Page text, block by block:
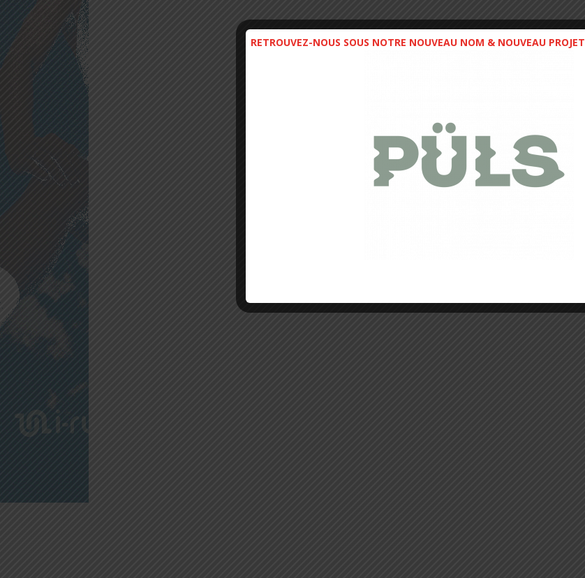
RETROUVEZ-NOUS SOUS NOTRE NOUVEAU NOM & NOUVEAU PROJET